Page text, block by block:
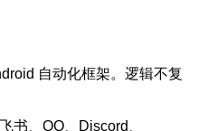
自动化框架。逻辑不复
书、QQ、Discord、